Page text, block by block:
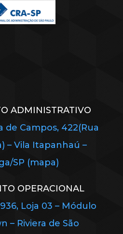
ADMINISTRATIVO
de Campos, 422(Rua
– Vila Itapanhaú –
SP (mapa)
OPERACIONAL
Loja 03 – Módulo
– Riviera de São